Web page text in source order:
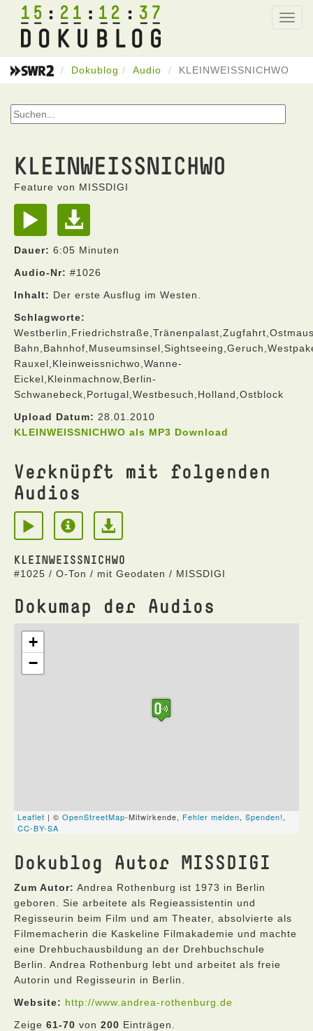
15 21 12 37
Dokublog Audio KLEINWEISSNICHWO
KLEINWEISSNICHWO
Feature von MISSDIGI
Dauer: 6:05 Minuten
Audio-Nr: #1026
Inhalt: Der erste Ausflug im Westen.
Schlagworte:
Rauxel,Kleinweissnichwo,Wanne-
Eickel,Kleinmachnow,Berlin-
Schwanebeck,Portugal,Westbesuch,Holland,Ostblock
Upload Datum: 28.01.2010
KLEINWEISSNICHWO als MP3 Download
Verknüpft mit folgenden
Audios
KLEINWEISSNICHWO
#1025 / O-Ton / mit Geodaten / MISSDIGI
Dokumap der Audios
Dokublog Autor MISSDIGI
Zum Autor: Andrea Rothenburg ist 1973 in Berlin
geboren. Sie arbeitete als Regieassistentin und
Regisseurin beim Film und am Theater, absolvierte als
Filmemacherin die Kaskeline Filmakademie und machte
eine Drehbuchausbildung an der Drehbuchschule
Berlin. Andrea Rothenburg lebt und arbeitet als freie
Autorin und Regisseurin in Berlin.
Website: http://www.andrea-rothenburg.de
Zeige 61-70 von 200 Einträgen.